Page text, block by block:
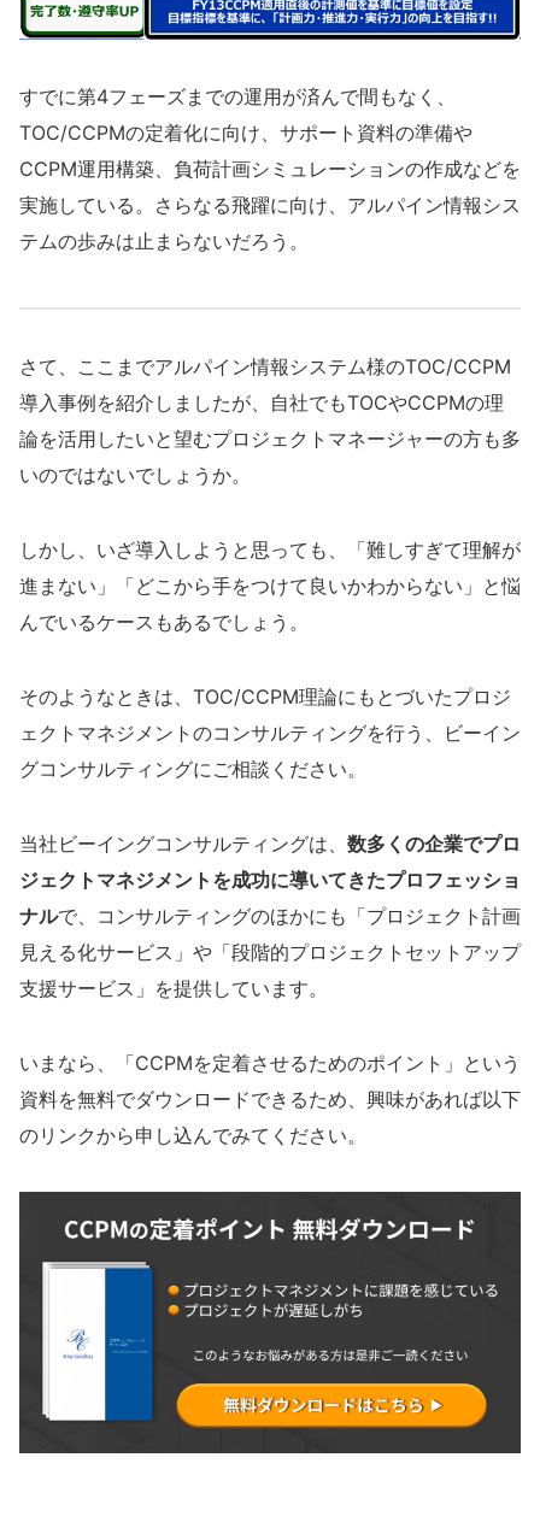
すでに第4フェーズまでの運用が済んで間もなく、
TOC/CCPMの定着化に向け、サポート資料の準備や
CCPM運用構築、負荷計画シミュレーションの作成などを
実施している。さらなる飛躍に向け、アルパイン情報シス
テムの歩みは止まらないだろう。
さて、ここまでアルパイン情報システム様のTOC/CCPM
導入事例を紹介しましたが、自社でもTOCやCCPMの理
論を活用したいと望むプロジェクトマネージャーの方も多
いのではないでしょうか。
しかし、いざ導入しようと思っても、「難しすぎて理解が
進まない」「どこから手をつけて良いかわからない」と悩
んでいるケースもあるでしょう。
そのようなときは、TOC/CCPM理論にもとづいたプロジ
ェクトマネジメントのコンサルティングを行う、ビーイン
グコンサルティングにご相談ください。
当社ビーイングコンサルティングは、 数多くの企業でプロ
ジェクトマネジメントを成功に導いてきたプロフェッショ
ナルで、コンサルティングのほかにも「プロジェクト計画
見える化サービス」や「段階的プロジェクトセットアップ
支援サービス」を提供しています。
いまなら、「CCPMを定着させるためのポイント」という
資料を無料でダウンロードできるため、興味があれば以下
のリンクから申し込んでみてください。